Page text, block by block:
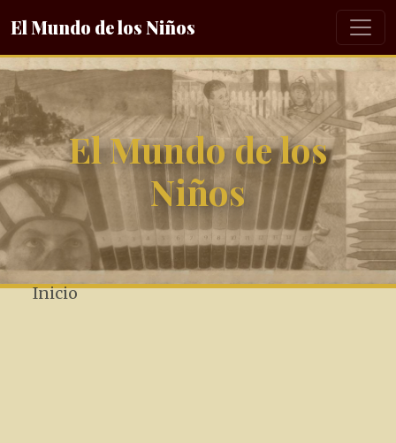
El Mundo de los Niños
El Mundo de los
Niños
Inicio